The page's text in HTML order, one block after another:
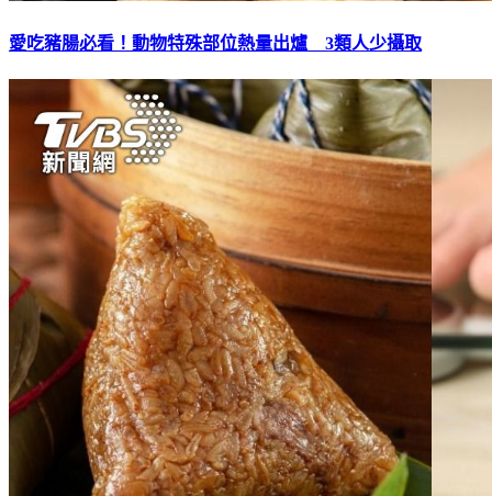
愛吃豬腸必看！動物特殊部位熱量出爐 3類人少攝取